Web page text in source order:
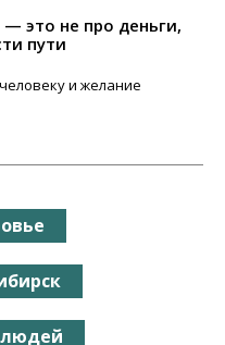
это не про деньги,
пути
и желание